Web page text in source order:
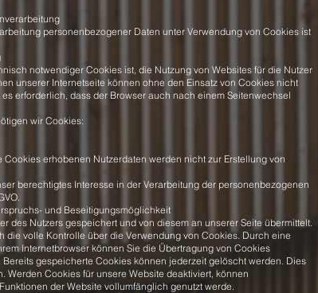
personenbezogener Daten unter Verwendung von Cookies ist
notwendiger Cookies ist, die Nutzung von Websites für die Nutzer
unserer Internetseite können ohne den Einsatz von Cookies nicht
erforderlich, dass der Browser auch nach einem Seitenwechsel
wir Cookies:
erhobenen Nutzerdaten werden nicht zur Erstellung von
berechtigtes Interesse in der Verarbeitung der personenbezogenen
und Beseitigungsmöglichkeit
des Nutzers gespeichert und von diesem an unserer Seite übermittelt.
die volle Kontrolle über die Verwendung von Cookies. Durch eine
Internetbrowser können Sie die Übertragung von Cookies
gespeicherte Cookies können jederzeit gelöscht werden. Dies
Werden Cookies für unsere Website deaktiviert, können
der Website vollumfänglich genutzt werde.